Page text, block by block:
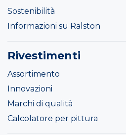
Sostenibilità
Informazioni su Ralston
Rivestimenti
Assortimento
Innovazioni
Marchi di qualità
Calcolatore per pittura